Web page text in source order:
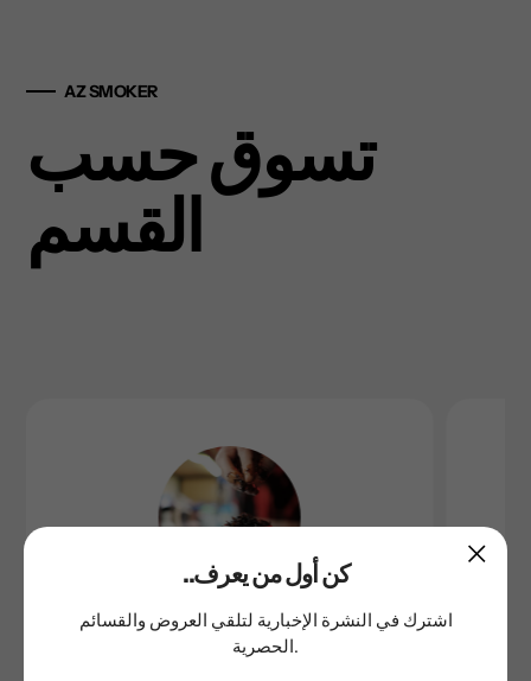
AZ SMOKER
تسوق حسب
القسم
المعسل
..كن أول من يعرف
اشترك في النشرة الإخبارية لتلقي العروض والقسائم
الحصرية.